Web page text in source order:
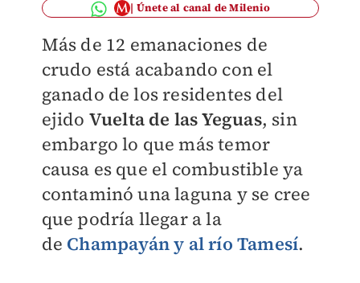
Únete al canal de Milenio
Más de 12 emanaciones de
crudo está acabando con el
ganado de los residentes del
ejido Vuelta de las Yeguas, sin
embargo lo que más temor
causa es que el combustible ya
contaminó una laguna y se cree
que podría llegar a la
de Champayán y al río Tamesí.